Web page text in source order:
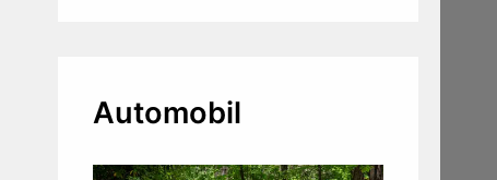
Automobil